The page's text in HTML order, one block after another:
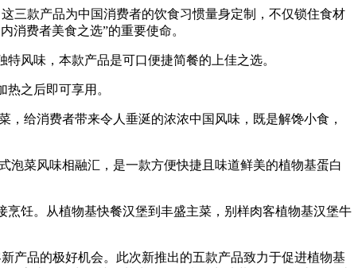
款产品为中国消费者的饮食习惯量身定制，不仅锁住食材
消费者美食之选”的重要使命。
风味，本款产品是可口便捷简餐的上佳之选。
之后即可享用。
给消费者带来令人垂涎的浓浓中国风味，既是解馋小食，
菜风味相融汇，是一款方便快捷且味道鲜美的植物基蛋白
饪。从植物基快餐汉堡到丰盛主菜，别样肉客植物基汉堡牛
产品的极好机会。此次新推出的五款产品致力于促进植物基